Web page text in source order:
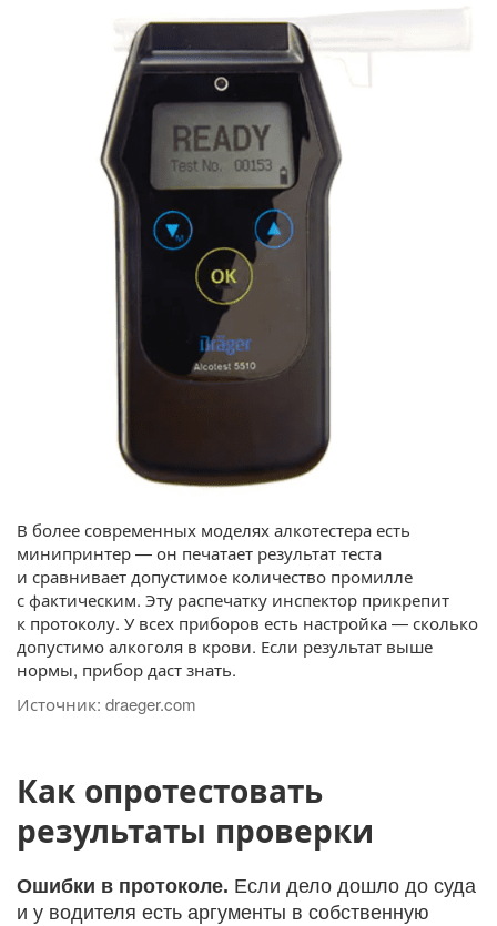
В более современных моделях алкотестера есть
минипринтер — он печатает результат теста
и сравнивает допустимое количество промилле
с фактическим. Эту распечатку инспектор прикрепит
к протоколу. У всех приборов есть настройка — сколько
допустимо алкоголя в крови. Если результат выше
нормы, прибор даст знать.
Источник: draeger.com
Как опротестовать
результаты проверки
Ошибки в протоколе. Если дело дошло до суда
и у водителя есть аргументы в собственную